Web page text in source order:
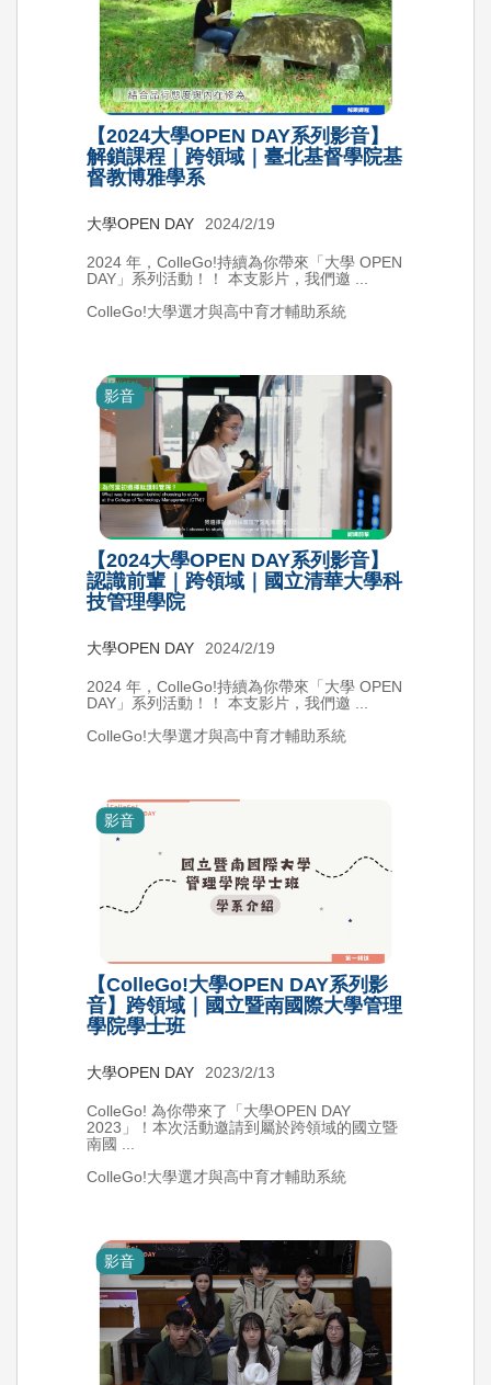
【2024大學OPEN DAY系列影音】
解鎖課程｜跨領域｜臺北基督學院基
督教博雅學系
大學OPEN DAY 2024/2/19
2024 年，ColleGo!持續為你帶來「大學 OPEN
DAY」系列活動！！ 本支影片，我們邀 ...
ColleGo!大學選才與高中育才輔助系統
影音
【2024大學OPEN DAY系列影音】
認識前輩｜跨領域｜國立清華大學科
技管理學院
大學OPEN DAY 2024/2/19
2024 年，ColleGo!持續為你帶來「大學 OPEN
DAY」系列活動！！ 本支影片，我們邀 ...
ColleGo!大學選才與高中育才輔助系統
影音
【ColleGo!大學OPEN DAY系列影
音】跨領域｜國立暨南國際大學管理
學院學士班
大學OPEN DAY 2023/2/13
ColleGo! 為你帶來了「大學OPEN DAY
2023」！本次活動邀請到屬於跨領域的國立暨
南國 ...
ColleGo!大學選才與高中育才輔助系統
影音